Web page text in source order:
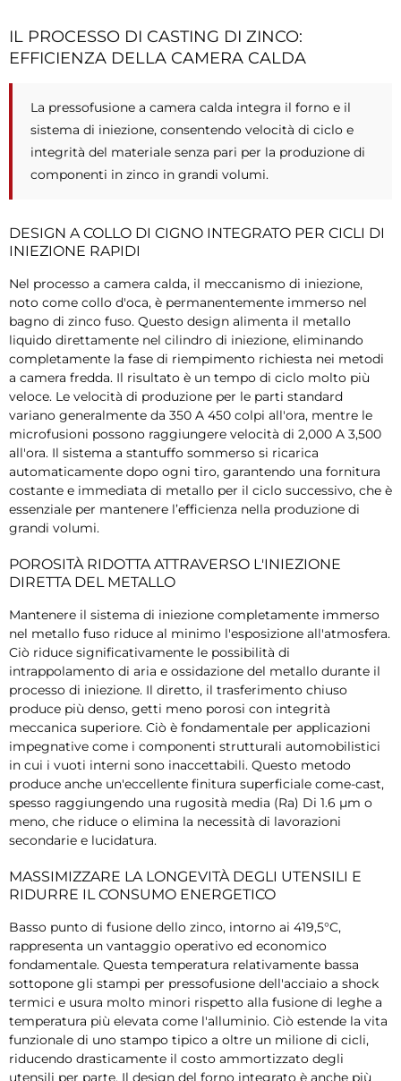
IL PROCESSO DI CASTING DI ZINCO:
EFFICIENZA DELLA CAMERA CALDA
La pressofusione a camera calda integra il forno e il
sistema di iniezione, consentendo velocità di ciclo e
integrità del materiale senza pari per la produzione di
componenti in zinco in grandi volumi.
DESIGN A COLLO DI CIGNO INTEGRATO PER CICLI DI
INIEZIONE RAPIDI
Nel processo a camera calda, il meccanismo di iniezione,
noto come collo d'oca, è permanentemente immerso nel
bagno di zinco fuso. Questo design alimenta il metallo
liquido direttamente nel cilindro di iniezione, eliminando
completamente la fase di riempimento richiesta nei metodi
a camera fredda. Il risultato è un tempo di ciclo molto più
veloce. Le velocità di produzione per le parti standard
variano generalmente da 350 A 450 colpi all'ora, mentre le
microfusioni possono raggiungere velocità di 2,000 A 3,500
all'ora. Il sistema a stantuffo sommerso si ricarica
automaticamente dopo ogni tiro, garantendo una fornitura
costante e immediata di metallo per il ciclo successivo, che è
essenziale per mantenere l’efficienza nella produzione di
grandi volumi.
POROSITÀ RIDOTTA ATTRAVERSO L'INIEZIONE
DIRETTA DEL METALLO
Mantenere il sistema di iniezione completamente immerso
nel metallo fuso riduce al minimo l'esposizione all'atmosfera.
Ciò riduce significativamente le possibilità di
intrappolamento di aria e ossidazione del metallo durante il
processo di iniezione. Il diretto, il trasferimento chiuso
produce più denso, getti meno porosi con integrità
meccanica superiore. Ciò è fondamentale per applicazioni
impegnative come i componenti strutturali automobilistici
in cui i vuoti interni sono inaccettabili. Questo metodo
produce anche un'eccellente finitura superficiale come-cast,
spesso raggiungendo una rugosità media (Ra) Di 1.6 µm o
meno, che riduce o elimina la necessità di lavorazioni
secondarie e lucidatura.
MASSIMIZZARE LA LONGEVITÀ DEGLI UTENSILI E
RIDURRE IL CONSUMO ENERGETICO
Basso punto di fusione dello zinco, intorno ai 419,5°C,
rappresenta un vantaggio operativo ed economico
fondamentale. Questa temperatura relativamente bassa
sottopone gli stampi per pressofusione dell'acciaio a shock
termici e usura molto minori rispetto alla fusione di leghe a
temperatura più elevata come l'alluminio. Ciò estende la vita
funzionale di uno stampo tipico a oltre un milione di cicli,
riducendo drasticamente il costo ammortizzato degli
utensili per parte. Il design del forno integrato è anche più